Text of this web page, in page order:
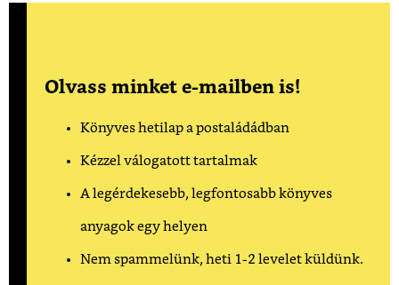
Olvass minket e-mailben is!
Könyves hetilap a postaládádban
Kézzel válogatott tartalmak
A legérdekesebb, legfontosabb könyves
anyagok egy helyen
Nem spammelünk, heti 1-2 levelet küldünk.